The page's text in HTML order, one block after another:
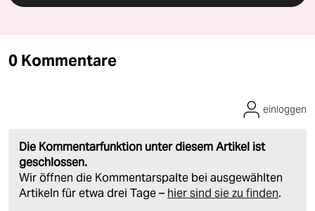
0 Kommentare
Die Kommentarfunktion unter diesem Artikel ist
geschlossen.
Wir öffnen die Kommentarspalte bei ausgewählten
Artikeln für etwa drei Tage – hier sind sie zu finden.
einloggen